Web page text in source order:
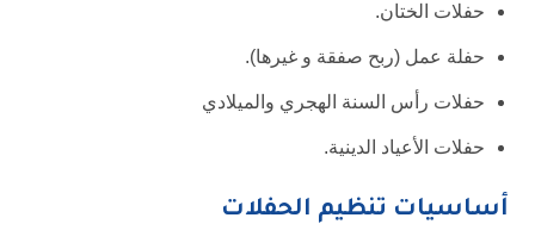
حفلات الختان.
حفلة عمل (ربح صفقة و غيرها).
حفلات رأس السنة الهجري والميلادي
حفلات الأعياد الدينية.
أساسيات تنظيم الحفلات